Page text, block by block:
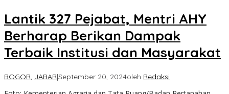
Lantik 327 Pejabat, Mentri AHY
Berharap Berikan Dampak
Terbaik Institusi dan Masyarakat
BOGOR JABAR|September 20, 2024oleh Redaksi